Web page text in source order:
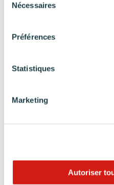
Nécessaires
Préférences
Statistiques
Marketing
Autoriser